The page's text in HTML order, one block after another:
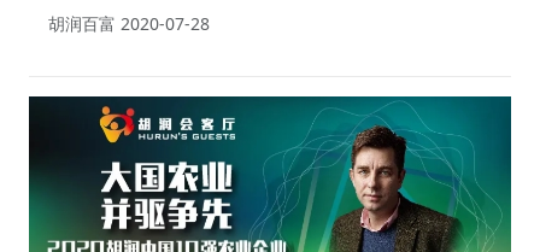
各项防控措施有效落实到位的前提下，于7月20日有
5000家影院恢复营业，复工率约50%。
胡润百富 2020-07-28